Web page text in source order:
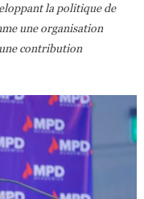
la politique de
une organisation
contribution